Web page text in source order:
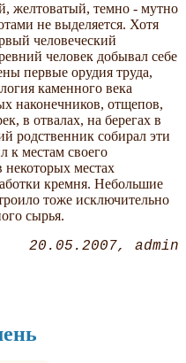
желтоватый, темно - мутно
не выделяется. Хотя
человеческий
человек добывал себе
первые орудия труда,
каменного века
наконечников, отщепов,
в отвалах, на берегах в
родственник собирал эти
к местам своего
местах
кремня. Небольшие
тоже исключительно
сырья.
20.05.2007 admin